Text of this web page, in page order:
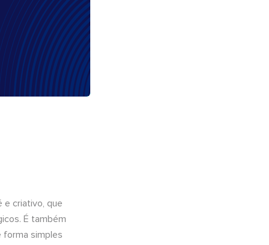
e criativo, que
É também
forma simples